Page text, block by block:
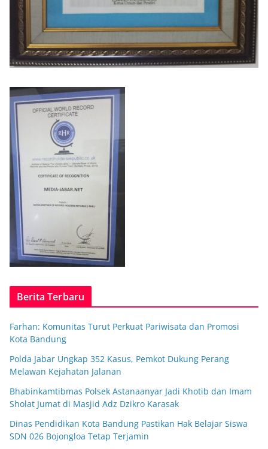
Berita Terbaru
Farhan: Komunitas Turut Perkuat Pariwisata dan Promosi
Kota Bandung
Polda Jabar Ungkap 352 Kasus, Pemkot Dukung Perang
Melawan Kejahatan Jalanan
Bhabinkamtibmas Polsek Astanaanyar Jadi Khotib dan Imam
Sholat Jumat di Masjid Adz Dzikro Karasak
Dinas Pendidikan Kota Bandung Pastikan Hak Belajar Siswa
SDN 026 Bojongloa Tetap Terjamin